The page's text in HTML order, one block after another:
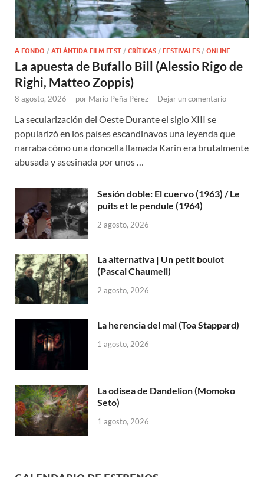
A FONDO / ATLÁNTIDA FILM FEST / CRÍTICAS / FESTIVALES / ONLINE
La apuesta de Bufallo Bill (Alessio Rigo de
Righi, Matteo Zoppis)
8 agosto, 2026 - por Mario Peña Pérez - Dejar un comentario
La secularización del Oeste Durante el siglo XIII se
popularizó en los países escandinavos una leyenda que
narraba cómo una doncella llamada Karin era brutalmente
abusada y asesinada por unos …
Sesión doble: El cuervo (1963) / Le
puits et le pendule (1964)
2 agosto, 2026
La alternativa | Un petit boulot
(Pascal Chaumeil)
2 agosto, 2026
La herencia del mal (Toa Stappard)
1 agosto, 2026
La odisea de Dandelion (Momoko
Seto)
1 agosto, 2026